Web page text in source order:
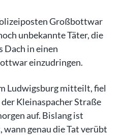
Großbottwar
unbekannte Täter, die
Dach in einen
einzudringen.
Ludwigsburg mitteilt, fiel
Kleinaspacher Straße
auf. Bislang ist
genau die Tat verübt